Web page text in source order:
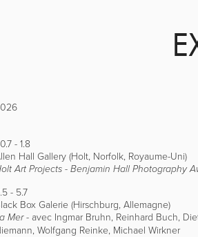
- 1.8
Hall Gallery (Holt, Norfolk, Royaume-Uni)
Art Projects - Benjamin Hall Photography
- 5.7
Box Galerie (Hirschburg, Allemagne)
Mer- avec Ingmar Bruhn, Reinhard Buch,
Wolfgang Reinke, Michael Wirkner